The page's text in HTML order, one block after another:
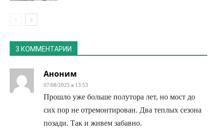
3 КОММЕНТАРИИ
Аноним
07/08/2025 в 13:53
Прошло уже больше полутора лет, но мост до
сих пор не отремонтирован. Два теплых сезона
позади. Так и живем забавно.